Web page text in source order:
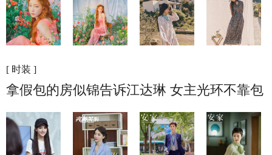
[ 时装 ]
拿假包的房似锦告诉江达琳 女主光环不靠包